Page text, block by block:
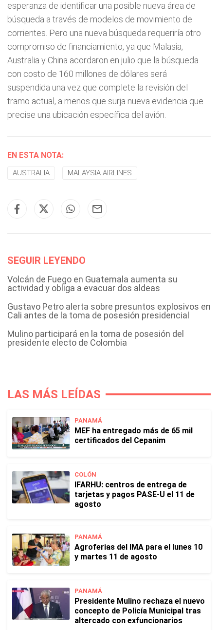
esperanza de identificar una posible nueva área de
búsqueda a través de modelos de movimiento de
corrientes. Pero una nueva búsqueda requeriría otro
compromiso de financiamiento, ya que Malasia,
Australia y China acordaron en julio que la búsqueda
con costo de 160 millones de dólares será
suspendida una vez que complete la revisión del
tramo actual, a menos que surja nueva evidencia que
precise una ubicación específica del avión.
EN ESTA NOTA:
AUSTRALIA MALAYSIA AIRLINES
SEGUIR LEYENDO
Volcán de Fuego en Guatemala aumenta su
actividad y obliga a evacuar dos aldeas
Gustavo Petro alerta sobre presuntos explosivos en
Cali antes de la toma de posesión presidencial
Mulino participará en la toma de posesión del
presidente electo de Colombia
LAS MÁS LEÍDAS
PANAMÁ
MEF ha entregado más de 65 mil
certificados del Cepanim
COLÓN
IFARHU: centros de entrega de
tarjetas y pagos PASE-U el 11 de
agosto
PANAMÁ
Agroferias del IMA para el lunes 10
y martes 11 de agosto
PANAMÁ
Presidente Mulino rechaza el nuevo
concepto de Policía Municipal tras
altercado con exfuncionarios